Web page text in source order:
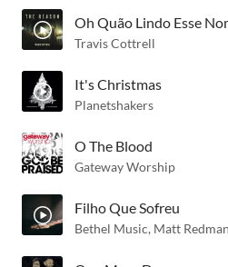
Oh Quão Lindo Esse
Travis Cottrell
It's Christmas
Planetshakers
O The Blood
Gateway Worship
Filho Que Sofreu
Bethel Music, Matt Redman